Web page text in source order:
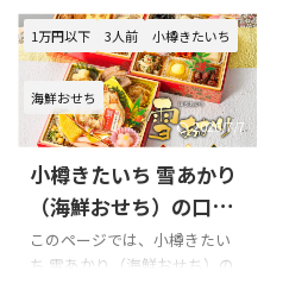
と思っていて
伝統料理だけ
のおせちが欲しかったところ
かまぼことかは別 ...
ブル）を購入の際の参考に是
非どうぞ!!! 蔵王福膳 肉・海
鮮・スイーツおせち蘭のXでの
口コミ 蔵王福膳 肉・海鮮・ス
イーツおせち蘭の悪い口コミ
蔵王福膳 肉・海鮮・スイーツ
おせち蘭の良い口コミ 蔵王福
膳 肉・海鮮・スイーツおせち
ついて 口コミはありません 蔵
1万円以下 3人前 小樽きたいち
海鮮おせち
2026/7/7
小樽きたいち 雪あかり
（海鮮おせち）の口コ
ミをまとめてみまし
た!!!
このページでは、小樽きたい
ち 雪あかり（海鮮おせち）の